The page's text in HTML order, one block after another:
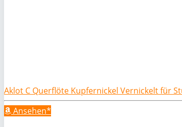
Aklot C Querflöte Kupfernickel Vernickelt für
Ansehen*